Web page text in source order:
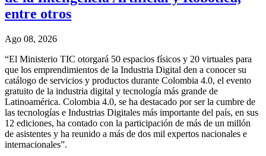
entre otros
Ago 08, 2026
“El Ministerio TIC otorgará 50 espacios físicos y 20 virtuales para
que los emprendimientos de la Industria Digital den a conocer su
catálogo de servicios y productos durante Colombia 4.0, el evento
gratuito de la industria digital y tecnología más grande de
Latinoamérica. Colombia 4.0, se ha destacado por ser la cumbre de
las tecnologías e Industrias Digitales más importante del país, en sus
12 ediciones, ha contado con la participación de más de un millón
de asistentes y ha reunido a más de dos mil expertos nacionales e
internacionales”.